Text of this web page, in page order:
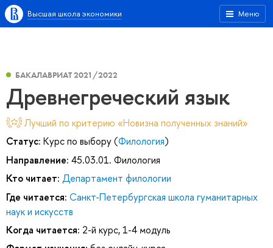
Меню
Высшая школа экономики
БАКАЛАВРИАТ 2021/2022
Древнегреческий язык
Лучший по критерию «Новизна полученных знаний»
Статус: Курс по выбору (Филология)
Направление: 45.03.01. Филология
Кто читает: Департамент филологии
Где читается: Санкт-Петербургская школа гуманитарных
наук и искусств
Когда читается: 2-й курс, 1-4 модуль